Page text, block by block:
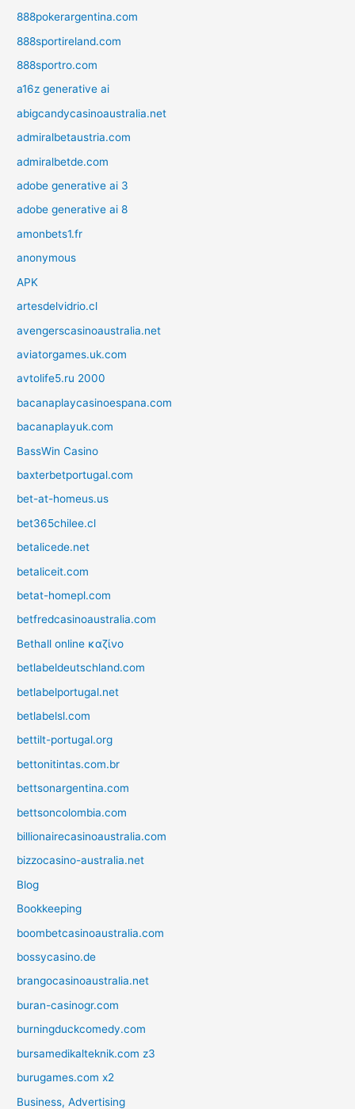
888pokerargentina.com
888sportireland.com
888sportro.com
a16z generative ai
abigcandycasinoaustralia.net
admiralbetaustria.com
admiralbetde.com
adobe generative ai 3
adobe generative ai 8
amonbets1.fr
anonymous
APK
artesdelvidrio.cl
avengerscasinoaustralia.net
aviatorgames.uk.com
avtolife5.ru 2000
bacanaplaycasinoespana.com
bacanaplayuk.com
BassWin Casino
baxterbetportugal.com
bet-at-homeus.us
bet365chilee.cl
betalicede.net
betaliceit.com
betat-homepl.com
betfredcasinoaustralia.com
Bethall online καζίνο
betlabeldeutschland.com
betlabelportugal.net
betlabelsl.com
bettilt-portugal.org
bettonitintas.com.br
bettsonargentina.com
bettsoncolombia.com
billionairecasinoaustralia.com
bizzocasino-australia.net
Blog
Bookkeeping
boombetcasinoaustralia.com
bossycasino.de
brangocasinoaustralia.net
buran-casinogr.com
burningduckcomedy.com
bursamedikalteknik.com z3
burugames.com x2
Business, Advertising